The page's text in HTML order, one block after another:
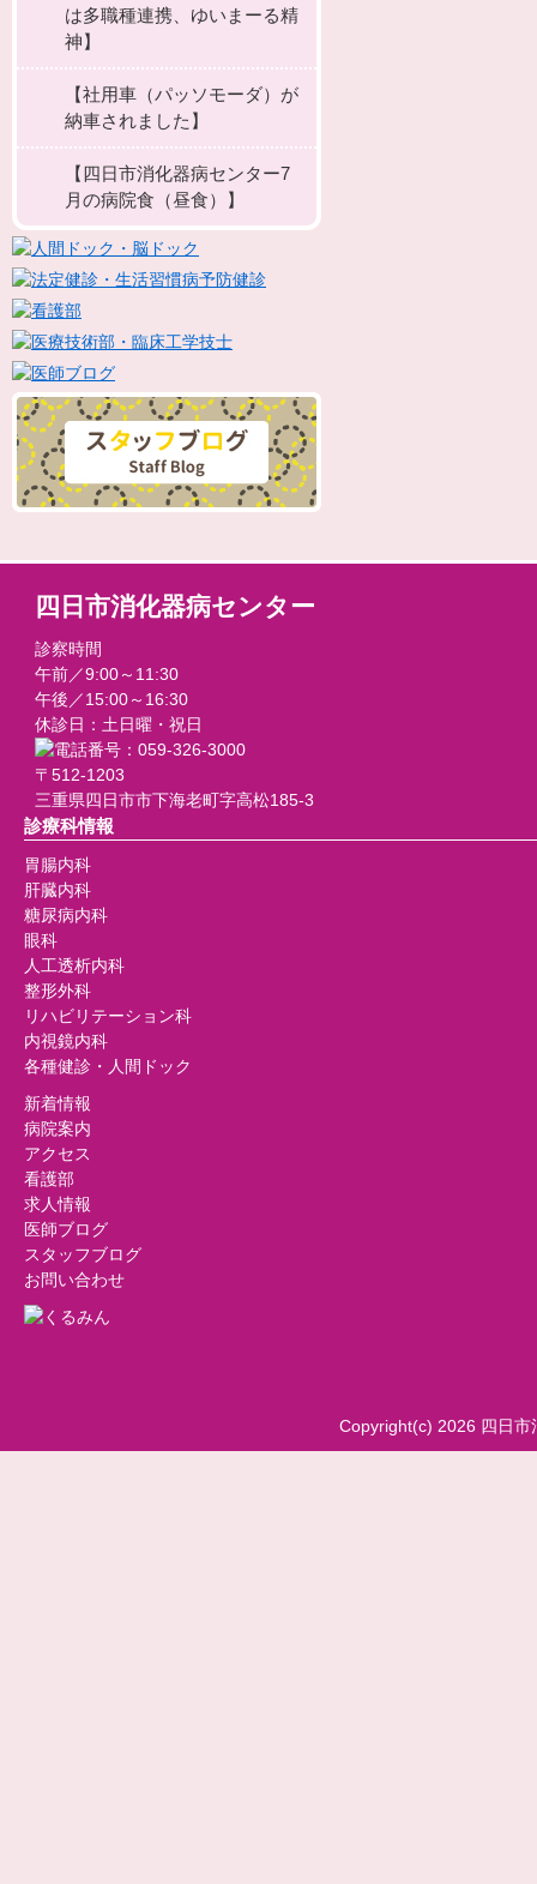
は多職種連携、ゆいまーる精
神】
【社用車（パッソモーダ）が
納車されました】
【四日市消化器病センター7
月の病院食（昼食）】
四日市消化器病センター
診察時間
午前／9:00～11:30
午後／15:00～16:30
休診日：土日曜・祝日
〒512-1203
三重県四日市市下海老町字高松185-3
診療科情報
胃腸内科
肝臓内科
糖尿病内科
眼科
人工透析内科
整形外科
リハビリテーション科
内視鏡内科
各種健診・人間ドック
新着情報
病院案内
アクセス
看護部
求人情報
医師ブログ
スタッフブログ
お問い合わせ
Copyright(c) 2026 四日